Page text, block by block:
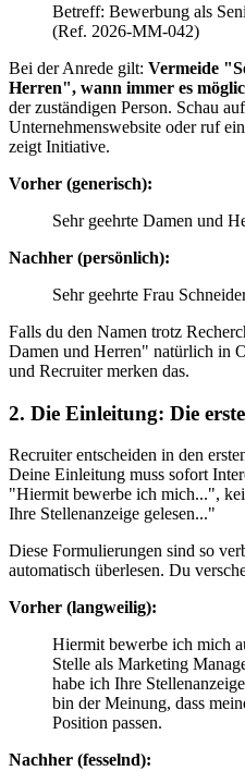
Betreff: Bewerbung als
(Ref. 2026-MM-042)
Bei der Anrede gilt: Vermeide
Herren", wann immer es
der zuständigen Person. Schau
Unternehmenswebsite oder ruf
zeigt Initiative.
Vorher (generisch):
Sehr geehrte Damen und
Nachher (persönlich):
Sehr geehrte Frau
Falls du den Namen trotz
Damen und Herren" natürlich in
und Recruiter merken das.
2. Die Einleitung: Die
Recruiter entscheiden in den
Deine Einleitung muss sofort
"Hiermit bewerbe ich mich...",
Ihre Stellenanzeige gelesen..."
Diese Formulierungen sind so
automatisch überlesen. Du
Vorher (langweilig):
Hiermit bewerbe ich mich
Stelle als Marketing
habe ich Ihre
bin der Meinung, dass
Position passen.
Nachher (fesselnd):